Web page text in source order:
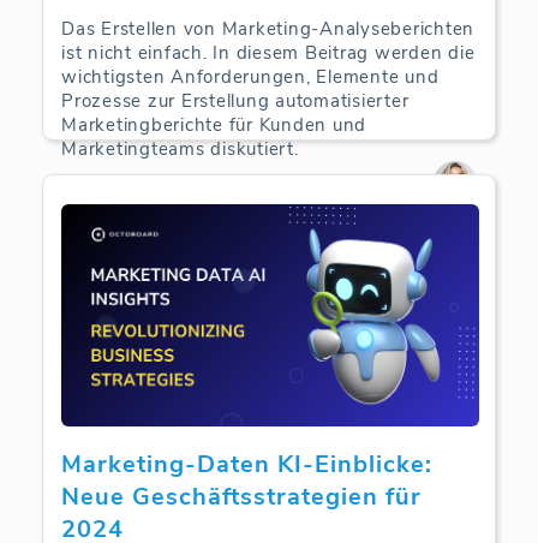
Das Erstellen von Marketing-Analyseberichten
ist nicht einfach. In diesem Beitrag werden die
wichtigsten Anforderungen, Elemente und
Prozesse zur Erstellung automatisierter
Marketingberichte für Kunden und
Marketingteams diskutiert.
Marketing-Berichte | 18-09-2024
Marketing-Daten KI-Einblicke:
Neue Geschäftsstrategien für
2024